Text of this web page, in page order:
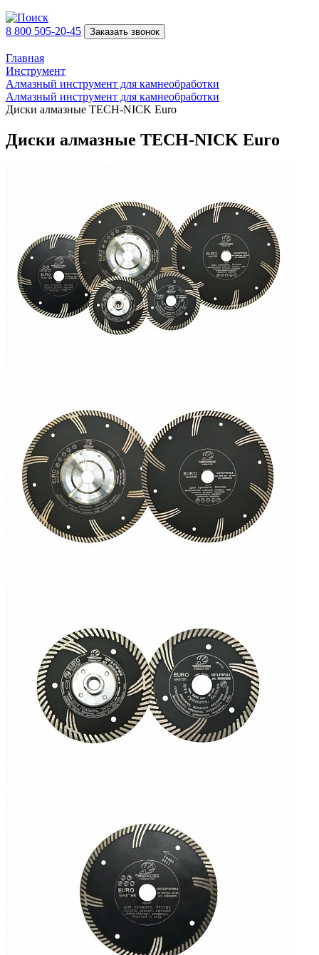
8 800 505-20-45 Заказать звонок
Главная
Инструмент
Алмазный инструмент для камнеобработки
Алмазный инструмент для камнеобработки
Диски алмазные TECH-NICK Euro
Диски алмазные TECH-NICK Euro